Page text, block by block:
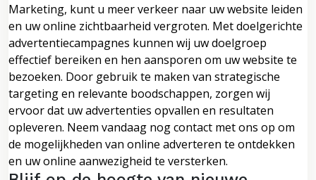
Marketing, kunt u meer verkeer naar uw website leiden
en uw online zichtbaarheid vergroten. Met doelgerichte
advertentiecampagnes kunnen wij uw doelgroep
effectief bereiken en hen aansporen om uw website te
bezoeken. Door gebruik te maken van strategische
targeting en relevante boodschappen, zorgen wij
ervoor dat uw advertenties opvallen en resultaten
opleveren. Neem vandaag nog contact met ons op om
de mogelijkheden van online adverteren te ontdekken
en uw online aanwezigheid te versterken.